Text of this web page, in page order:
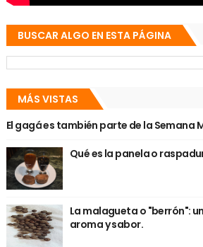
BUSCAR ALGO EN ESTA PÁGINA
MÁS VISTAS
El gagá es también parte de la Semana
Qué es la panela o
La malagueta o "berrón":
aroma y sabor.